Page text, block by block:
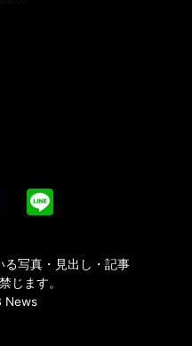
る写真・見出し・記事
じます。
News